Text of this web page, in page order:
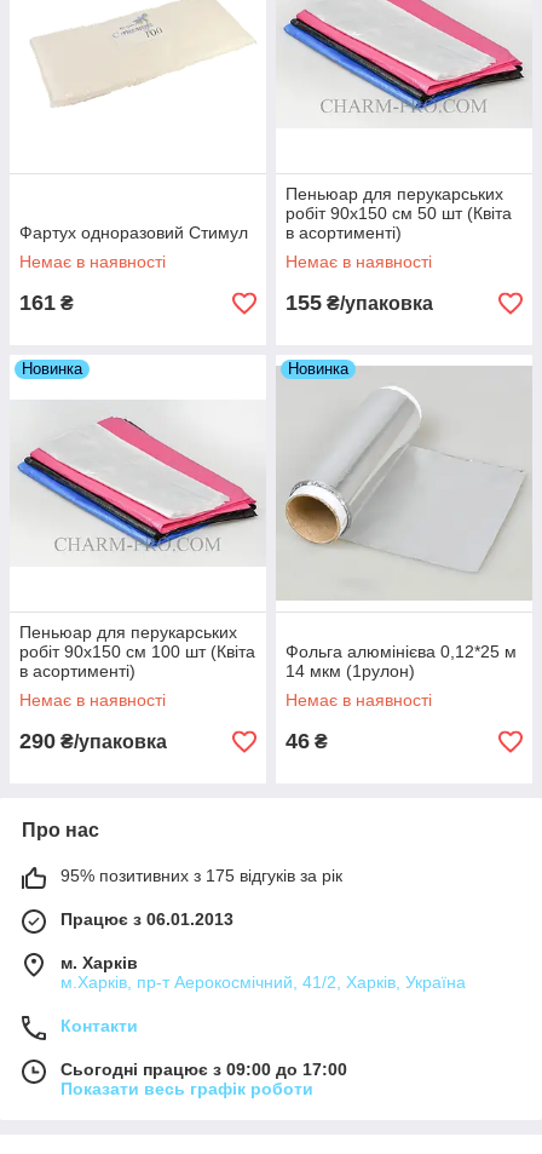
Фартух одноразовий Стимул
Немає в наявності
161 ₴
Пеньюар для перукарських
робіт 90х150 см 50 шт (Квіта
в асортименті)
Немає в наявності
155 ₴/упаковка
Новинка
Пеньюар для перукарських
робіт 90х150 см 100 шт (Квіта
в асортименті)
Немає в наявності
290 ₴/упаковка
Новинка
Фольга алюмінієва 0,12*25 м
14 мкм (1рулон)
Немає в наявності
46 ₴
Про нас
95% позитивних з 175 відгуків за рік
Працює з 06.01.2013
м. Харків
м.Харків, пр-т Аерокосмічний, 41/2, Харків, Україна
Контакти
Сьогодні працює з 09:00 до 17:00
Показати весь графік роботи